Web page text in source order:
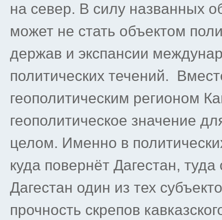
на север. В силу названных
может не стать объектом
держав и экспансии
политических течений.
геополитическим регионом
геополитическое значение
целом. Именно в
куда повернёт Дагестан,
Дагестан один из тех
прочность скрепов